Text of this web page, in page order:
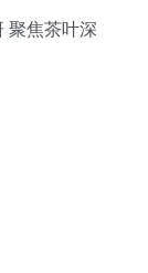
聚焦茶叶深